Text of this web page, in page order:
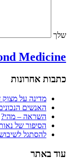
שלך
Medicine
כתבות אחרונות
מדינה על מצוק
האנשים
השראה – מהי?
הסיפור של
להסתגל
עוד באתר